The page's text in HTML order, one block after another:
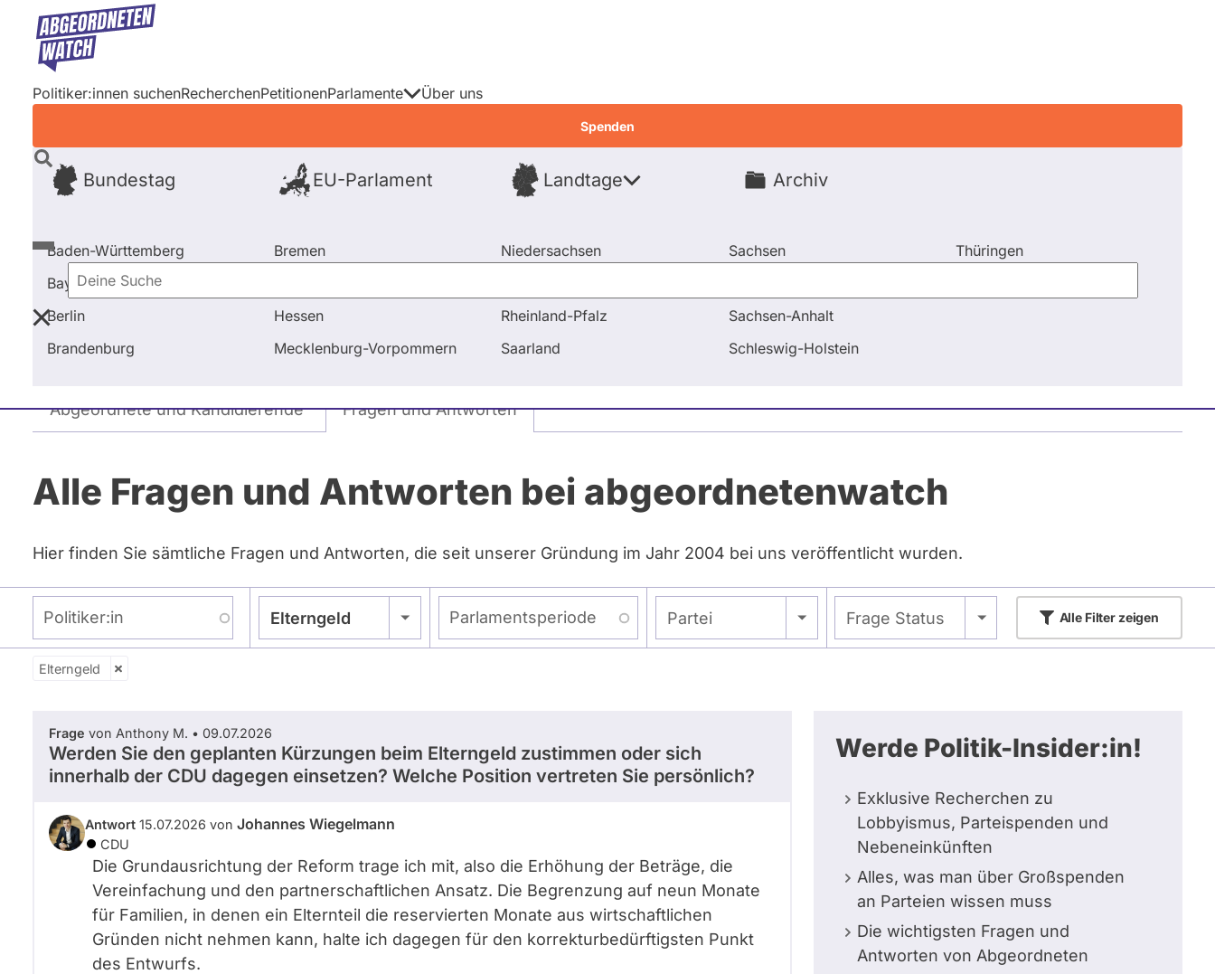
Direkt
Inhalt
Politiker:innen suchenRecherchenPetitionenParlamente
Bundestag EU-Parlament Landtage
Baden-Württemberg
Bayern
Berlin
Brandenburg
Bremen
Hessen
Mecklenburg-Vorpommern
Niedersachsen
Rheinland-Pfalz
Saarland
Sachsen
Sachsen-Anhalt
Schleswig-Holstein
Thüringen
Archiv
Über uns
Spenden
Deine
Suche
Startseite Alle Fragen und Antworten bei abgeordnetenwatch
Primäre
Reiter
Abgeordnete und Kandidierende Fragen und Antworten
Alle Fragen und Antworten bei abgeordnetenwatch
Hier finden Sie sämtliche Fragen und Antworten, die seit unserer Gründung im Jahr 2004 bei uns veröffentlicht wurden.
Elterngeld Partei
- Alle - Frage Status
- Alle -
Zeitraum
AlleFilter zeigen
Elterngeld
Frage von Anthony M. • 09.07.2026
Werden Sie den geplanten Kürzungen beim Elterngeld zustimmen oder sich
innerhalb der CDU dagegen einsetzen? Welche Position vertreten Sie persönlich?
Antwort 15.07.2026 von Johannes Wiegelmann
CDU
Die Grundausrichtung der Reform trage ich mit, also die Erhöhung der Beträge, die
Vereinfachung und den partnerschaftlichen Ansatz. Die Begrenzung auf neun Monate
für Familien, in denen ein Elternteil die reservierten Monate aus wirtschaftlichen
Gründen nicht nehmen kann, halte ich dagegen für den korrekturbedürftigsten Punkt
des Entwurfs.
Werde Politik-Insider:in!
Exklusive Recherchen zu
Lobbyismus, Parteispenden und
Nebeneinkünften
Alles, was man über Großspenden
an Parteien wissen muss
Die wichtigsten Fragen und
Antworten von Abgeordneten